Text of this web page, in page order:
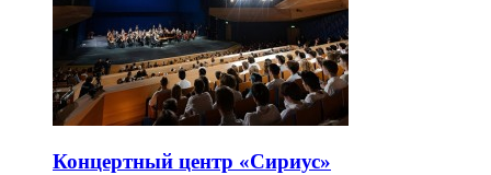
Концертный центр «Сириус»